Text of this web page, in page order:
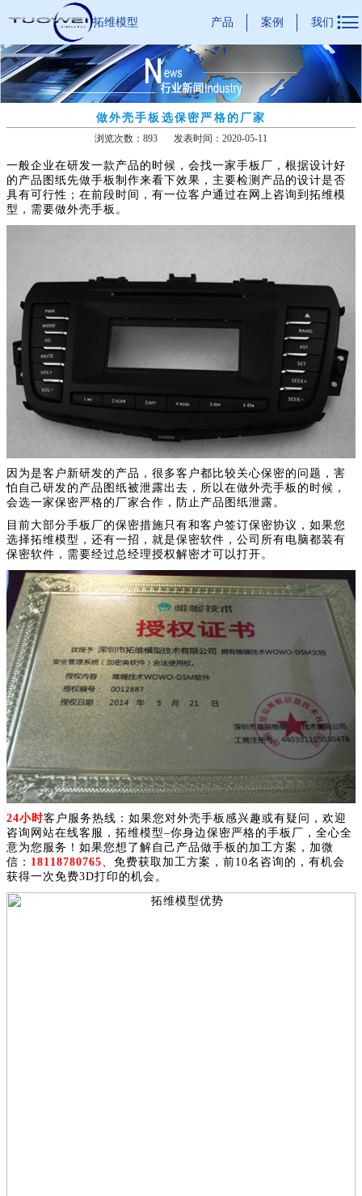
拓维模型 产品 案例 我们 
做外壳手板选保密严格的厂家
浏览次数：893 发表时间：2020-05-11
一般企业在研发一款产品的时候，会找一家手板厂，根据设计好
的产品图纸先做手板制作来看下效果，主要检测产品的设计是否
具有可行性；在前段时间，有一位客户通过在网上咨询到拓维模
型，需要做外壳手板。
因为是客户新研发的产品，很多客户都比较关心保密的问题，害
怕自己研发的产品图纸被泄露出去，所以在做外壳手板的时候，
会选一家保密严格的厂家合作，防止产品图纸泄露。
目前大部分手板厂的保密措施只有和客户签订保密协议，如果您
选择拓维模型，还有一招，就是保密软件，公司所有电脑都装有
保密软件，需要经过总经理授权解密才可以打开。
24小时客户服务热线：如果您对外壳手板感兴趣或有疑问，欢迎
咨询网站在线客服，拓维模型–你身边保密严格的手板厂，全心全
意为您服务！如果您想了解自己产品做手板的加工方案，加微
信： 18118780765 、免费获取加工方案，前10名咨询的，有机会
获得一次免费3D打印的机会。